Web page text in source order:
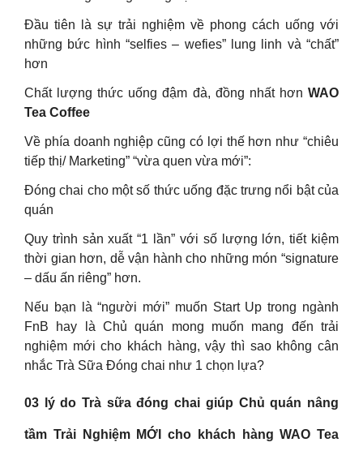
Đầu tiên là sự trải nghiệm về phong cách uống với
những bức hình “selfies – wefies” lung linh và “chất”
hơn
Chất lượng thức uống đậm đà, đồng nhất hơn WAO
Tea Coffee
Về phía doanh nghiệp cũng có lợi thế hơn như “chiêu
tiếp thị/ Marketing” “vừa quen vừa mới”:
Đóng chai cho một số thức uống đặc trưng nổi bật của
quán
Quy trình sản xuất “1 lần” với số lượng lớn, tiết kiệm
thời gian hơn, dễ vận hành cho những món “signature
– dấu ấn riêng” hơn.
Nếu bạn là “người mới” muốn Start Up trong ngành
FnB hay là Chủ quán mong muốn mang đến trải
nghiệm mới cho khách hàng, vậy thì sao không cân
nhắc Trà Sữa Đóng chai như 1 chọn lựa?
03 lý do Trà sữa đóng chai giúp Chủ quán nâng
tầm Trải Nghiệm MỚI cho khách hàng WAO Tea